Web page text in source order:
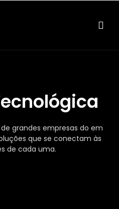
grandes empresas do em
que se conectam às
de cada uma.